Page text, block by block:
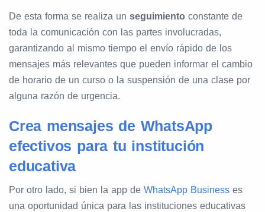
De esta forma se realiza un seguimiento constante de
toda la comunicación con las partes involucradas,
garantizando al mismo tiempo el envío rápido de los
mensajes más relevantes que pueden informar el cambio
de horario de un curso o la suspensión de una clase por
alguna razón de urgencia.
Crea mensajes de WhatsApp
efectivos para tu institución
educativa
Por otro lado, si bien la app de WhatsApp Business es
una oportunidad única para las instituciones educativas